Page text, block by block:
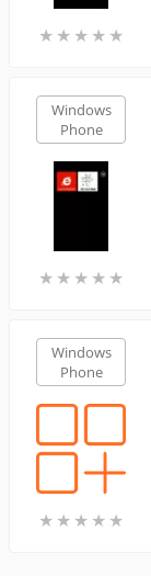
★ ★ ★ ★ ★
★ ★ ★ ★ ★
Windows
Phone
★ ★ ★ ★ ★
★ ★ ★ ★ ★
Windows
Phone
★ ★ ★ ★ ★
★ ★ ★ ★ ★